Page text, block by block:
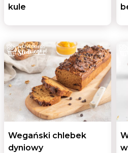
kule
Wegański chlebek
dyniowy